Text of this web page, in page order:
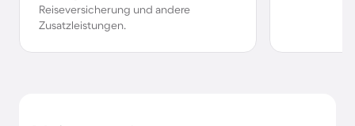
Reiseversicherung und andere
Zusatzleistungen.